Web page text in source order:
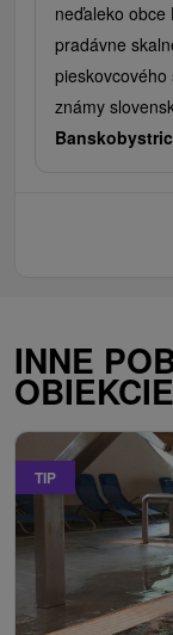
neďaleko obce
pradávne
známy
INNE
OBIEKCIE
TIP